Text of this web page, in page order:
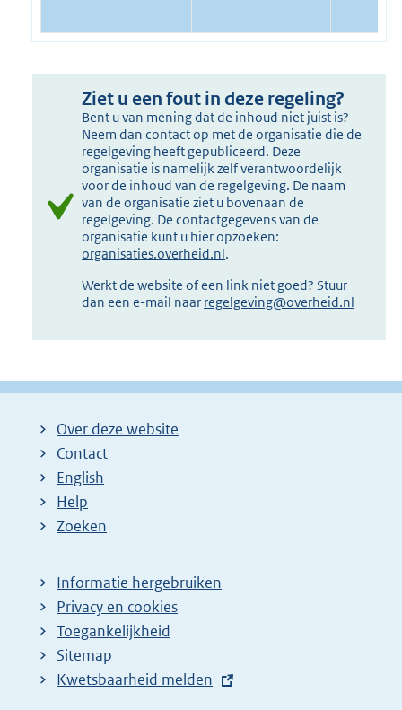
Ziet u een fout in deze regeling?
Bent u van mening dat de inhoud niet juist is?
Neem dan contact op met de organisatie die de
regelgeving heeft gepubliceerd. Deze
organisatie is namelijk zelf verantwoordelijk
voor de inhoud van de regelgeving. De naam
van de organisatie ziet u bovenaan de
regelgeving. De contactgegevens van de
organisatie kunt u hier opzoeken:
organisaties.overheid.nl.
Werkt de website of een link niet goed? Stuur
dan een e-mail naar regelgeving@overheid.nl
Over deze website
Contact
English
Help
Zoeken
Informatie hergebruiken
Privacy en cookies
Toegankelijkheid
Sitemap
E
Kwetsbaarheid melden